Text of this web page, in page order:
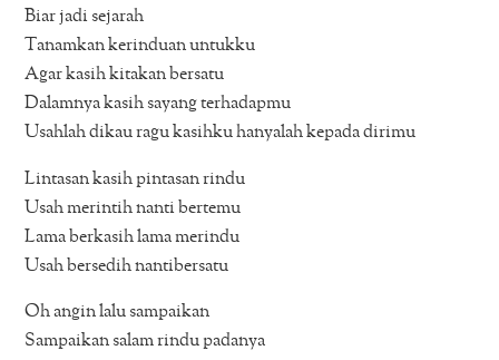
Biar jadi sejarah
Tanamkan kerinduan untukku
Agar kasih kitakan bersatu
Dalamnya kasih sayang terhadapmu
Usahlah dikau ragu kasihku hanyalah kepada dirimu
Lintasan kasih pintasan rindu
Usah merintih nanti bertemu
Lama berkasih lama merindu
Usah bersedih nantibersatu
Oh angin lalu sampaikan
Sampaikan salam rindu padanya